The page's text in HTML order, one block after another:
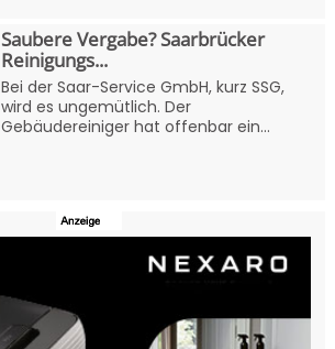
Saubere Vergabe? Saarbrücker
Reinigungs...
Bei der Saar-Service GmbH, kurz SSG,
wird es ungemütlich. Der
Gebäudereiniger hat offenbar ein...